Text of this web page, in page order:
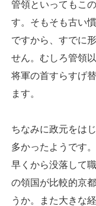
管領といってもこ
す。そもそも古い
ですから、すでに
せん。むしろ管領
将軍の首すらすげ
ます。
ちなみに政元をは
多かったようです
早くから没落して
の領国が比較的京
うか。また大きな